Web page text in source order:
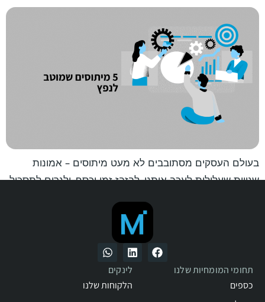
בעולם העסקים מסתובבים לא מעט מיתוסים – אמונות
שגויות שעלולות לעכב אותנו, לבזבז זמן וכסף, ולגרום לתסכול
הנה חמישה מיתוסים שכדאי לכם לנפץ כדי להמשיך ולהוביל
תחומי המומחיות שלנו
כספים
לינקים
הלקוחות שלנו